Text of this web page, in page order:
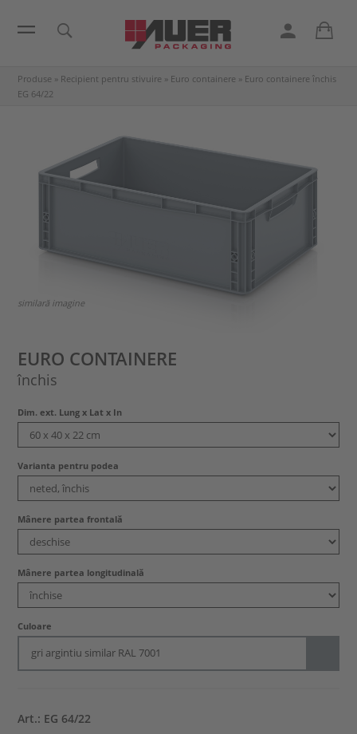
Produse » Recipient pentru stivuire » Euro containere » Euro containere închis
EG 64/22
similară imagine
EURO CONTAINERE
închis
Dim. ext. Lung x Lat x In
Varianta pentru podea
Mânere partea frontală
Mânere partea longitudinală
Culoare
gri argintiu similar RAL 7001
Art.: EG 64/22